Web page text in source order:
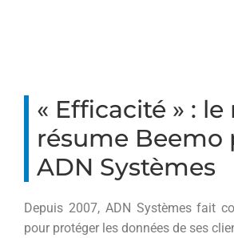
« Efficacité » :
résume Beemo
ADN Systèmes
Depuis 2007, ADN Systèmes fait
pour protéger les données de ses